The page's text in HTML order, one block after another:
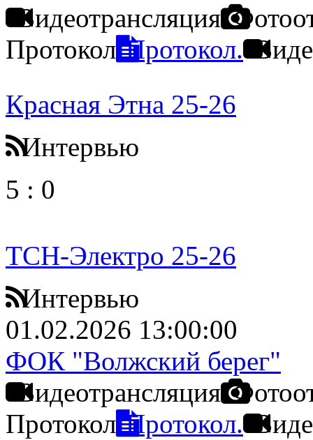
Видеотрансляция
Протокол Протокол.
Красная Этна 25-26
Интервью
5 : 0
ТСН-Электро 25-26
Интервью
01.02.2026 13:00:00
ФОК "Волжский берег"
Видеотрансляция
Протокол Протокол.